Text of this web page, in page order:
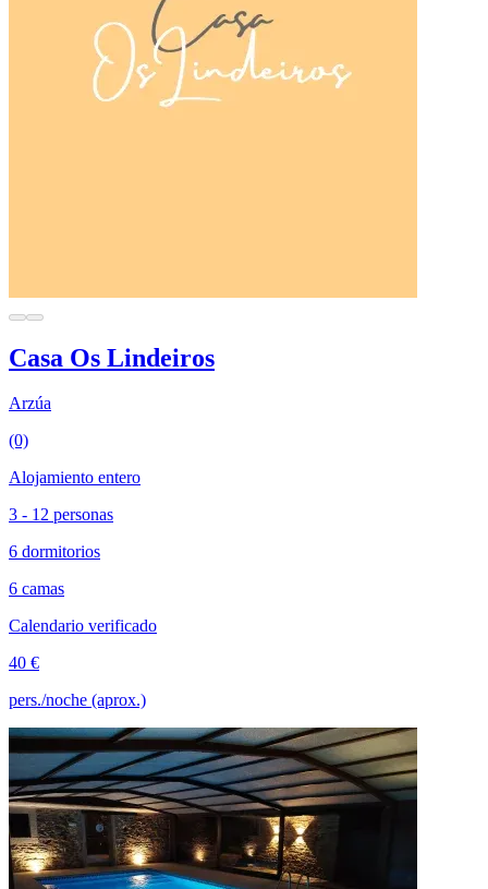
Casa Os Lindeiros
Arzúa
(0)
Alojamiento entero
3 - 12 personas
6 dormitorios
6 camas
Calendario verificado
40 €
pers./noche (aprox.)